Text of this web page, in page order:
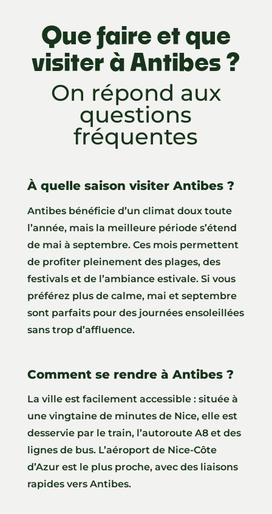
Que faire et que
visiter à Antibes ?
On répond aux
questions
fréquentes
À quelle saison visiter Antibes ?
Antibes bénéficie d’un climat doux toute
l’année, mais la meilleure période s’étend
de mai à septembre. Ces mois permettent
de profiter pleinement des plages, des
festivals et de l’ambiance estivale. Si vous
préférez plus de calme, mai et septembre
sont parfaits pour des journées ensoleillées
sans trop d’affluence.
Comment se rendre à Antibes ?
La ville est facilement accessible : située à
une vingtaine de minutes de Nice, elle est
desservie par le train, l’autoroute A8 et des
lignes de bus. L’aéroport de Nice-Côte
d’Azur est le plus proche, avec des liaisons
rapides vers Antibes.